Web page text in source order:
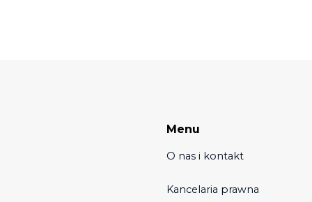
Menu
O nas i kontakt
Kancelaria prawna